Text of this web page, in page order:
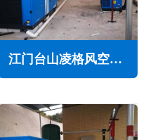
江门台山凌格风空压机维修保养售后服务电话